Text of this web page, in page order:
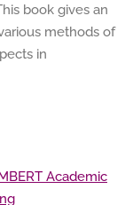
book gives an
methods of
in
Academic